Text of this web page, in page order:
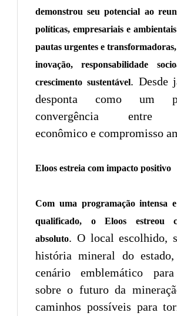
demonstrou seu potencial ao
políticas, empresariais e
pautas urgentes e
inovação, responsabilidade
crescimento sustentável. Desde
desponta como um
convergência entre
econômico e compromisso
Eloos estreia com impacto positivo
Com uma programação intensa
qualificado, o Eloos estreou
absoluto. O local escolhido,
história mineral do
cenário emblemático
sobre o futuro da
caminhos possíveis para